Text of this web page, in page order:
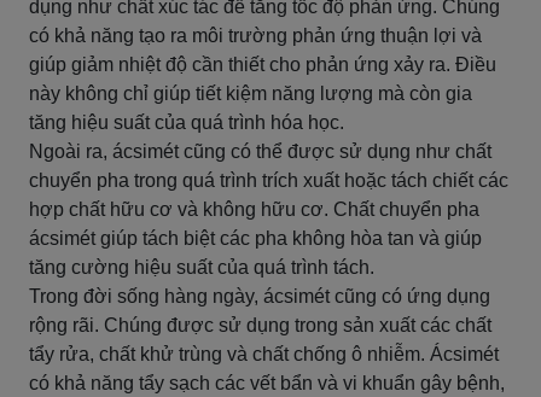
dụng như chất xúc tác để tăng tốc độ phản ứng. Chúng
có khả năng tạo ra môi trường phản ứng thuận lợi và
giúp giảm nhiệt độ cần thiết cho phản ứng xảy ra. Điều
này không chỉ giúp tiết kiệm năng lượng mà còn gia
tăng hiệu suất của quá trình hóa học.
Ngoài ra, ácsimét cũng có thể được sử dụng như chất
chuyển pha trong quá trình trích xuất hoặc tách chiết các
hợp chất hữu cơ và không hữu cơ. Chất chuyển pha
ácsimét giúp tách biệt các pha không hòa tan và giúp
tăng cường hiệu suất của quá trình tách.
Trong đời sống hàng ngày, ácsimét cũng có ứng dụng
rộng rãi. Chúng được sử dụng trong sản xuất các chất
tẩy rửa, chất khử trùng và chất chống ô nhiễm. Ácsimét
có khả năng tẩy sạch các vết bẩn và vi khuẩn gây bệnh,